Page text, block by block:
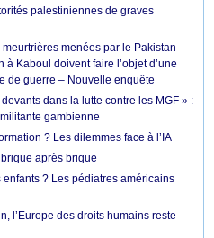
palestiniennes de graves
menées par le Pakistan
Kaboul doivent faire l’objet d’une
de guerre – Nouvelle enquête
dans la lutte contre les MGF » :
gambienne
? Les dilemmes face à l’IA
après brique
enfants ? Les pédiatres américains
l’Europe des droits humains reste